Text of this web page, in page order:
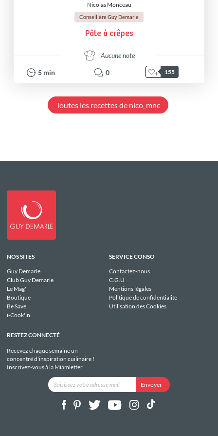
Nicolas Monceau
Conseillère Guy Demarle
Pâte à crêpes
Aucune note
5 min 0 155
Toutes les recettes de nico_mnc
NOS SITES
Guy Demarle
Club Guy Demarle
Le Mag'
Boutique
Be Save
i-Cook'in
SERVICE CONSO
Contactez-nous
C.G.U
Mentions légales
Politique de confidentialité
Utilisation des Cookies
RESTEZ CONNECTÉ
Recevez chaque semaine un
concentré d'inspiration cuilinaire !
Inscrivez-vous à la Miamletter.